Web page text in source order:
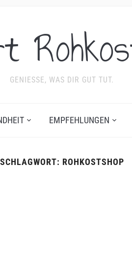
GENIESSE, WAS DIR GUT TUT.
EMPFEHLUNGEN
SCHLAGWORT: ROHKOSTSHOP